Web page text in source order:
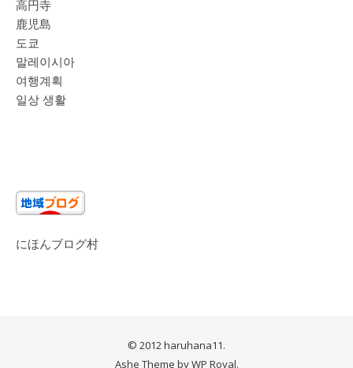
高円寺
鹿児島
도쿄
말레이시아
여행계획
일상 생활
にほんブログ村
© 2012 haruhana11.
Ashe Theme byWP Royal.